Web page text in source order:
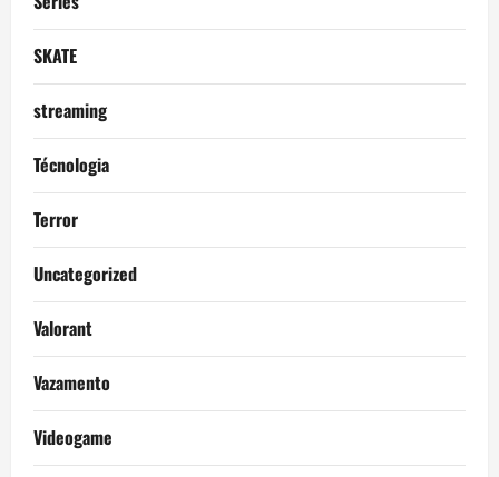
SKATE
streaming
Técnologia
Terror
Uncategorized
Valorant
Vazamento
Videogame